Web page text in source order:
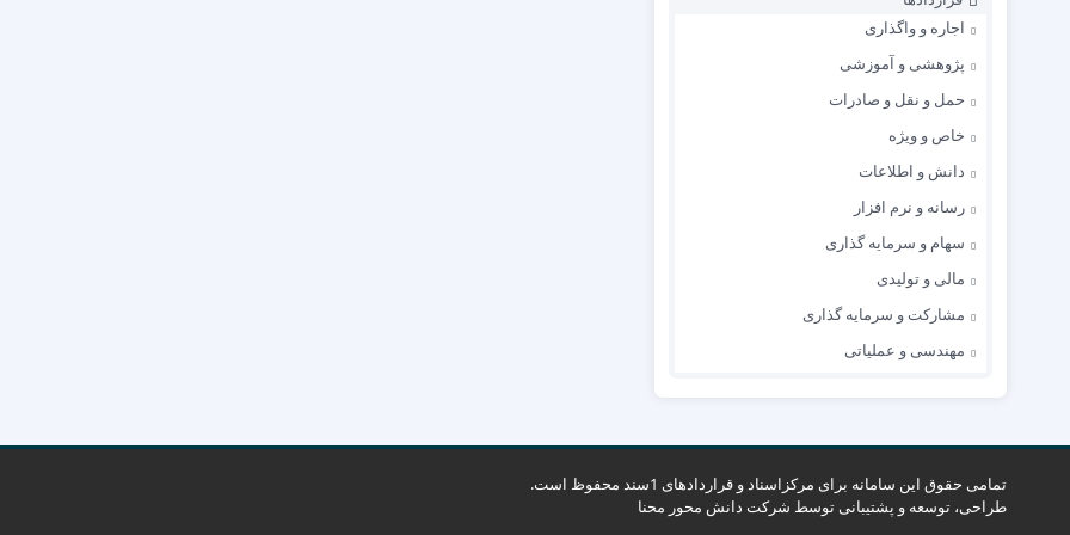
اجاره و واگذاری
پژوهشی و آموزشی
حمل و نقل و صادرات
خاص و ویژه
دانش و اطلاعات
رسانه و نرم افزار
سهام و سرمایه گذاری
مالی و تولیدی
مشارکت و سرمایه گذاری
مهندسی و عملیاتی
تمامی حقوق این سامانه برای مرکزاسناد و قراردادهای 1سند محفوظ است.
طراحی، توسعه و پشتیبانی توسط شرکت دانش محور محنا